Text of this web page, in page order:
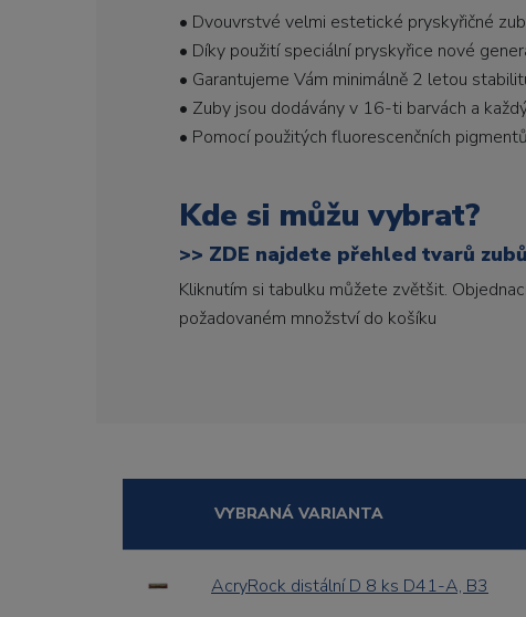
• Dvouvrstvé velmi estetické pryskyřičné
• Díky použití speciální pryskyřice nové
• Garantujeme Vám minimálně 2 letou
• Zuby jsou dodávány v 16-ti barvách a
• Pomocí použitých fluorescenčních
Kde si můžu vybrat?
>> ZDE najdete přehled tvarů
Kliknutím si tabulku můžete zvětšit.
požadovaném množství do košíku
VYBRANÁ VARIANTA
AcryRock distální D 8 ks D41-A, B3